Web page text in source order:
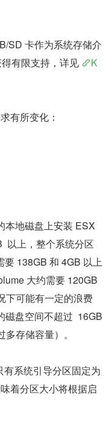
SD 卡作为系统存储介
有限支持，详见
K
有所变化：
本地磁盘上安装 ESX
以上，整个系统分区
要 138GB 和 4GB 以上
大约需要 120GB
下可能有一定的浪费
磁盘空间不超过  16GB
存储容量）。
系统引导分区固定为
着分区大小将根据启